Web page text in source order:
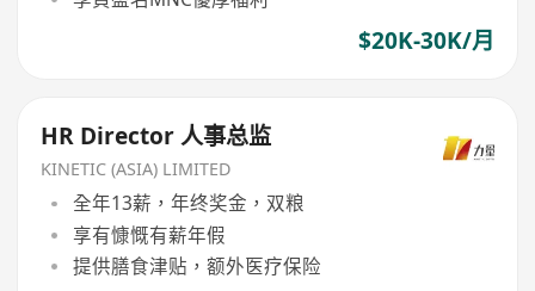
$20K-30K/月
HR Director 人事总监
KINETIC (ASIA) LIMITED
全年13薪，年终奖金，双粮
享有慷慨有薪年假
提供膳食津贴，额外医疗保险